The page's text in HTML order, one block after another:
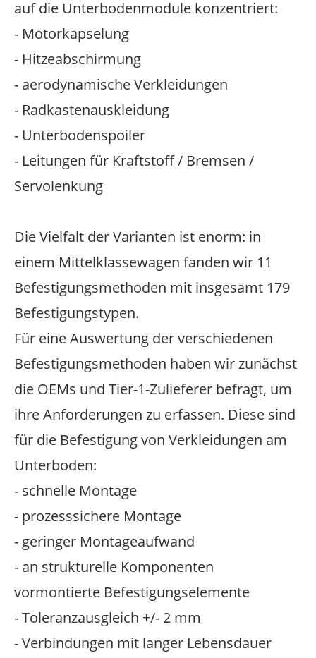
auf die Unterbodenmodule konzentriert:
- Motorkapselung
- Hitzeabschirmung
- aerodynamische Verkleidungen
- Radkastenauskleidung
- Unterbodenspoiler
- Leitungen für Kraftstoff / Bremsen /
Servolenkung
Die Vielfalt der Varianten ist enorm: in
einem Mittelklassewagen fanden wir 11
Befestigungsmethoden mit insgesamt 179
Befestigungstypen.
Für eine Auswertung der verschiedenen
Befestigungsmethoden haben wir zunächst
die OEMs und Tier-1-Zulieferer befragt, um
ihre Anforderungen zu erfassen. Diese sind
für die Befestigung von Verkleidungen am
Unterboden:
- schnelle Montage
- prozesssichere Montage
- geringer Montageaufwand
- an strukturelle Komponenten
vormontierte Befestigungselemente
- Toleranzausgleich +/- 2 mm
- Verbindungen mit langer Lebensdauer